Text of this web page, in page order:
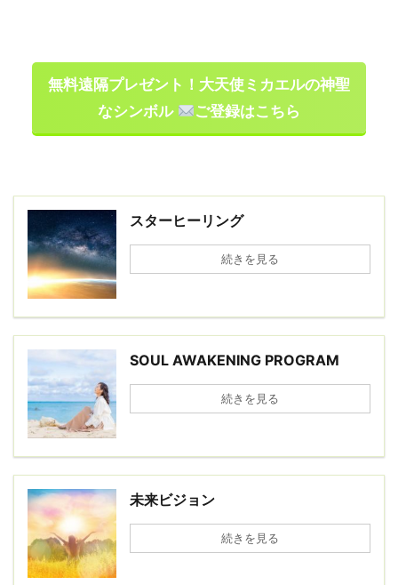
無料遠隔プレゼント！大天使ミカエルの神聖
なシンボル
ご登録はこちら
スターヒーリング
続きを見る
SOUL AWAKENING PROGRAM
続きを見る
未来ビジョン
続きを見る